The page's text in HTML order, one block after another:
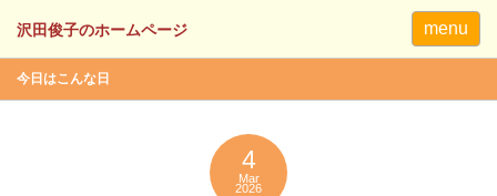
menu
今日はこんな日
4
Mar
2026